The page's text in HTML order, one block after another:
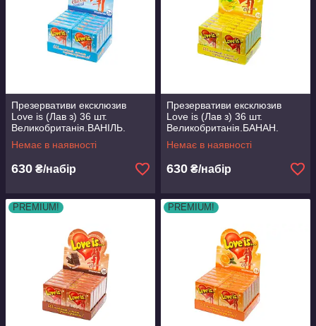
Презервативи ексклюзив
Love is (Лав з) 36 шт.
Великобританія.ВАНІЛЬ.
Немає в наявності
630 ₴/набір
Презервативи ексклюзив
Love is (Лав з) 36 шт.
Великобританія.БАНАН.
Немає в наявності
630 ₴/набір
PREMIUM! PREMIUM!